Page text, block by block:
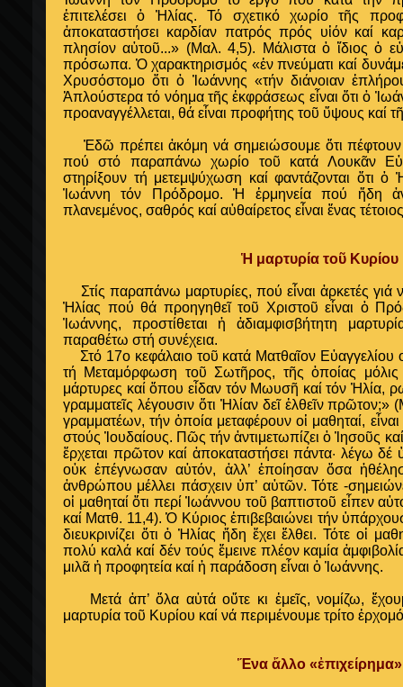
ἐπιτελέσει ὁ Ἠλίας. Τό σχετικό χωρίο τῆς
ἀποκαταστήσει καρδίαν πατρός πρός υἱόν καί
πλησίον αὐτοῦ...» (Μαλ. 4,5). Μάλιστα ὁ ἴδιος ὁ
πρόσωπα. Ὁ χαρακτηρισμός «ἐν πνεύματι καί
Χρυσόστομο ὅτι ὁ Ἰωάννης «τήν διάνοιαν
Ἁπλούστερα τό νόημα τῆς ἐκφράσεως εἶναι ὅτι ὁ
προαναγγέλλεται, θά εἶναι προφήτης τοῦ ὕψους καί
Ἐδῶ πρέπει ἀκόμη νά σημειώσουμε ὅτι πέφτουν
πού στό παραπάνω χωρίο τοῦ κατά Λουκᾶν
στηρίξουν τή μετεμψύχωση καί φαντάζονται ὅτι ὁ
Ἰωάννη τόν Πρόδρομο. Ἡ ἑρμηνεία πού ἤδη
πλανεμένος, σαθρός καί αὐθαίρετος εἶναι ἕνας
Ἡ μαρτυρία τοῦ Κυρίου
Στίς παραπάνω μαρτυρίες, πού εἶναι ἀρκετές γιά
Ἠλίας πού θά προηγηθεῖ τοῦ Χριστοῦ εἶναι ὁ
Ἰωάννης, προστίθεται ἡ ἀδιαμφισβήτητη
παραθέτω στή συνέχεια.
Στό 17ο κεφάλαιο τοῦ κατά Ματθαῖον Εὐαγγελίου
τή Μεταμόρφωση τοῦ Σωτῆρος, τῆς ὁποίας μόλις
μάρτυρες καί ὅπου εἶδαν τόν Μωυσῆ καί τόν Ἠλία,
γραμματεῖς λέγουσιν ὅτι Ἠλίαν δεῖ ἐλθεῖν
γραμματέων, τήν ὁποία μεταφέρουν οἱ μαθηταί,
στούς Ἰουδαίους. Πῶς τήν ἀντιμετωπίζει ὁ Ἰησοῦς
ἔρχεται πρῶτον καί ἀποκαταστήσει πάντα· λέγω δέ
οὐκ ἐπέγνωσαν αὐτόν, ἀλλ’ ἐποίησαν ὅσα
ἀνθρώπου μέλλει πάσχειν ὑπ’ αὐτῶν. Τότε -
οἱ μαθηταί ὅτι περί Ἰωάννου τοῦ βαπτιστοῦ εἶπεν
καί Ματθ. 11,4). Ὁ Κύριος ἐπιβεβαιώνει τήν
διευκρινίζει ὅτι ὁ Ἠλίας ἤδη ἔχει ἔλθει. Τότε οἱ
πολύ καλά καί δέν τούς ἔμεινε πλέον καμία
μιλᾶ ἡ προφητεία καί ἡ παράδοση εἶναι ὁ Ἰωάννης.
Μετά ἀπ’ ὅλα αὐτά οὔτε κι ἐμεῖς, νομίζω,
μαρτυρία τοῦ Κυρίου καί νά περιμένουμε τρίτο
Ἕνα ἄλλο «ἐπιχείρημα»